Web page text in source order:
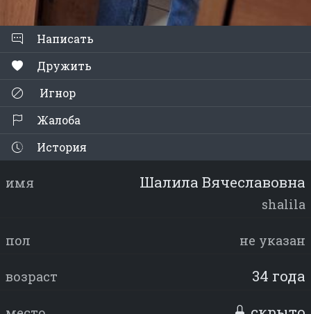
Написать
Дружить
Игнор
Жалоба
История
имя Шалила Вячеславовна
shalila
пол не указан
возраст 34 года